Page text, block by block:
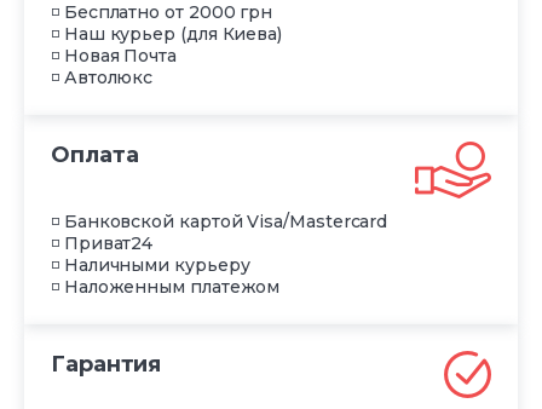
◽ Бесплатно от 2000 грн
◽ Наш курьер (для Киева)
◽ Новая Почта
◽ Автолюкс
Оплата
◽ Банковской картой Visa/Mastercard
◽ Приват24
◽ Наличными курьеру
◽ Наложенным платежом
Гарантия